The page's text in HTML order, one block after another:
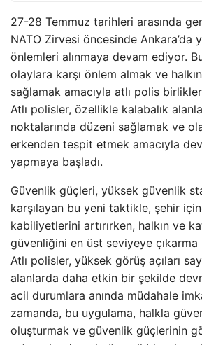
27-28 Temmuz tarihleri arasında
NATO Zirvesi öncesinde Ankara’da
önlemleri alınmaya devam ediyor.
olaylara karşı önlem almak ve
sağlamak amacıyla atlı polis
Atlı polisler, özellikle kalabalık
noktalarında düzeni sağlamak ve
erkenden tespit etmek amacıyla
yapmaya başladı.
Güvenlik güçleri, yüksek güvenlik
karşılayan bu yeni taktikle, şehir
kabiliyetlerini artırırken, halkın ve
güvenliğini en üst seviyeye çıkarma
Atlı polisler, yüksek görüş açıları
alanlarda daha etkin bir şekilde
acil durumlara anında müdahale
zamanda, bu uygulama, halkla
oluşturmak ve güvenlik güçlerinin